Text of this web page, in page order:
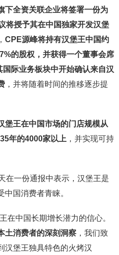
下全资关联企业将签署一份为
将授予其在中国独家开发汉堡
CPE源峰将持有汉堡王中国约
的股权， 并获得一个董事会席
国际业务板块中开始确认来自汉
，并将随着时间的推移逐步提
堡王在中国市场的门店规模从
年的4000家以上 ，并实现可持
在一份通报中表示，汉堡王是
国消费者青睐。
在中国长期增长潜力的信心。
土消费者的深刻洞察 ，我们致
汉堡王独具特色的火烤汉